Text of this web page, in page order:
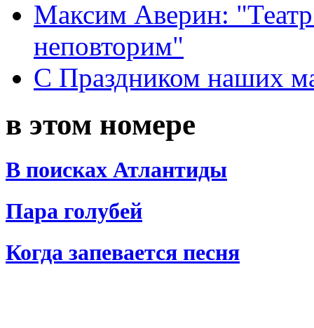
Максим Аверин:
неповторим"
С Праздником наших
в этом номере
В поисках Атлантиды
Пара голубей
Когда запевается песня